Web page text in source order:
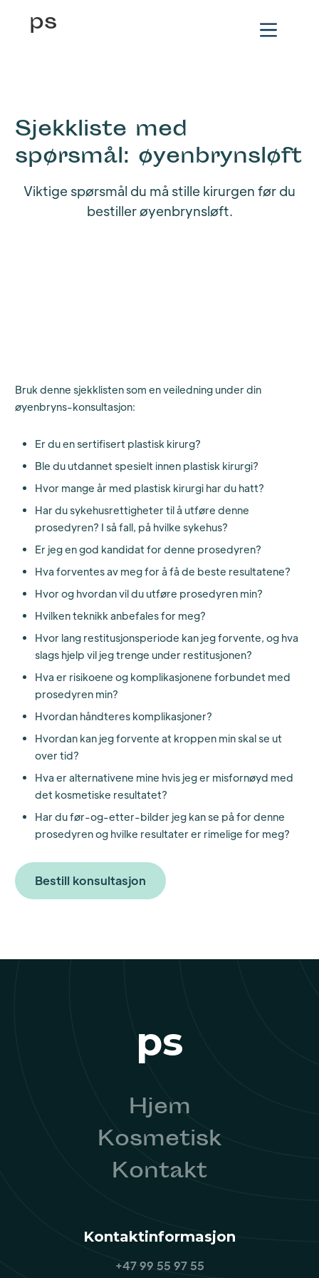
ps
Sjekkliste med
spørsmål: øyenbrynsløft
Viktige spørsmål du må stille kirurgen før du
bestiller øyenbrynsløft.
Bruk denne sjekklisten som en veiledning under din
øyenbryns-konsultasjon:
Er du en sertifisert plastisk kirurg?
Ble du utdannet spesielt innen plastisk kirurgi?
Hvor mange år med plastisk kirurgi har du hatt?
Har du sykehusrettigheter til å utføre denne
prosedyren? I så fall, på hvilke sykehus?
Er jeg en god kandidat for denne prosedyren?
Hva forventes av meg for å få de beste resultatene?
Hvor og hvordan vil du utføre prosedyren min?
Hvilken teknikk anbefales for meg?
Hvor lang restitusjonsperiode kan jeg forvente, og hva
slags hjelp vil jeg trenge under restitusjonen?
Hva er risikoene og komplikasjonene forbundet med
prosedyren min?
Hvordan håndteres komplikasjoner?
Hvordan kan jeg forvente at kroppen min skal se ut
over tid?
Hva er alternativene mine hvis jeg er misfornøyd med
det kosmetiske resultatet?
Har du før-og-etter-bilder jeg kan se på for denne
prosedyren og hvilke resultater er rimelige for meg?
Bestill konsultasjon
ps
Hjem
Kosmetisk
Kontakt
Kontaktinformasjon
+47 99 55 97 55